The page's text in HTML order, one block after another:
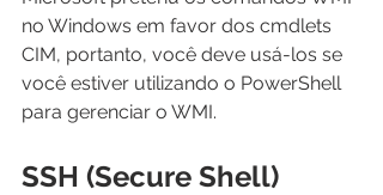
no Windows em favor dos cmdlets
CIM, portanto, você deve usá-los se
você estiver utilizando o PowerShell
para gerenciar o WMI.
SSH (Secure Shell)